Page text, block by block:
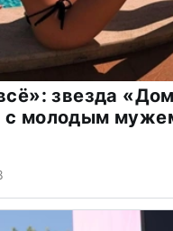
звезда
с молодым